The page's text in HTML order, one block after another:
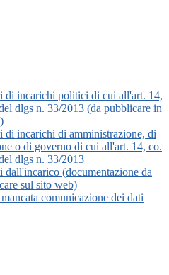
di incarichi politici di cui all'art. 14,
dlgs n. 33/2013 (da pubblicare in
di incarichi di amministrazione, di
o di governo di cui all'art. 14, co.
dlgs n. 33/2013
dall'incarico (documentazione da
sul sito web)
comunicazione dei dati